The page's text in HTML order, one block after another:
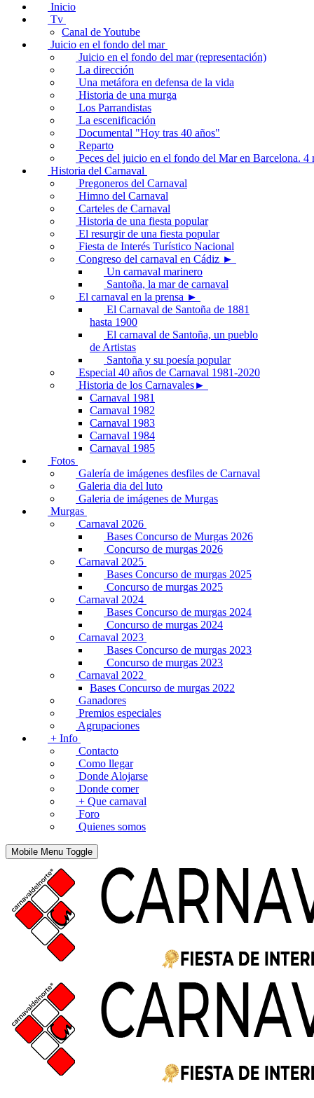
Inicio
Tv
Canal de Youtube
Juicio en el fondo del mar
Juicio en el fondo del mar (representación)
La dirección
Una metáfora en defensa de la vida
Historia de una murga
Los Parrandistas
La escenificación
Documental "Hoy tras 40 años"
Reparto
Peces del juicio en el fondo del Mar en Barcelona. 4
Historia del Carnaval
Pregoneros del Carnaval
Himno del Carnaval
Carteles de Carnaval
Historia de una fiesta popular
El resurgir de una fiesta popular
Fiesta de Interés Turístico Nacional
Congreso del carnaval en Cádiz ►
Un carnaval marinero
Santoña, la mar de carnaval
El carnaval en la prensa ►
El Carnaval de Santoña de 1881
hasta 1900
El carnaval de Santoña, un pueblo
de Artistas
Santoña y su poesía popular
Especial 40 años de Carnaval 1981-2020
Historia de los Carnavales►
Carnaval 1981
Carnaval 1982
Carnaval 1983
Carnaval 1984
Carnaval 1985
Fotos
Galería de imágenes desfiles de Carnaval
Galeria dia del luto
Galeria de imágenes de Murgas
Murgas
Carnaval 2026
Bases Concurso de Murgas 2026
Concurso de murgas 2026
Carnaval 2025
Bases Concurso de murgas 2025
Concurso de murgas 2025
Carnaval 2024
Bases Concurso de murgas 2024
Concurso de murgas 2024
Carnaval 2023
Bases Concurso de murgas 2023
Concurso de murgas 2023
Carnaval 2022
Bases Concurso de murgas 2022
Ganadores
Premios especiales
Agrupaciones
+ Info
Contacto
Como llegar
Donde Alojarse
Donde comer
+ Que carnaval
Foro
Quienes somos
Mobile Menu Toggle